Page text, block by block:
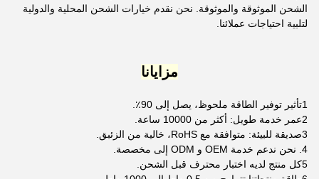
الشحن الموثوقة والموثوقة. نحن نقدم خيارات الشحن المحلية والدولية
لتلبية احتياجات عملائنا.
مزايانا
1تأثير توفير الطاقة ملحوظ، يصل إلى 90٪.
2عمر خدمة طويل: أكثر من 10000 ساعة.
3صديقة للبيئة: متوافقة مع RoHS، خالية من الزئبق.
4. نحن ندعم خدمة OEM و ODM إلى مخصصة.
5كل منتج لديه اختبار محترف قبل الشحن.